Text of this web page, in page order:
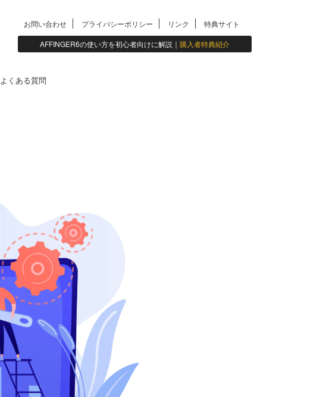
お問い合わせ プライバシーポリシー リンク
特典サイト
AFFINGER6の使い方を初心者向けに解説｜ 購入者特典紹介
よくある質問